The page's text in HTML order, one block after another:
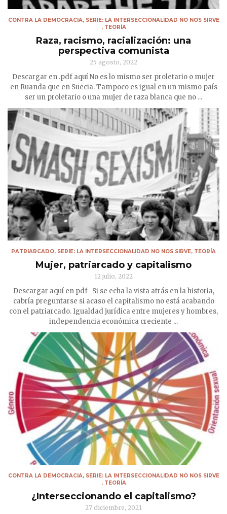
CONTRA LA DEMOCRACIA, SERIE: LA INTERSECCIONALIDAD NO NOS SIRVE
, TEORÍA
Raza, racismo, racialización: una
perspectiva comunista
25 agosto, 2022
Descargar en .pdf aquí No es lo mismo ser proletario o mujer
en Ruanda que en Suecia. Tampoco es igual en un mismo país
ser un proletario o una mujer de raza blanca que no ...
PATRIARCADO, SERIE: LA INTERSECCIONALIDAD NO NOS SIRVE, TEORÍA
Mujer, patriarcado y capitalismo
12 julio, 2022
Descargar aquí en pdf Si se echa la vista atrás en la historia,
cabría preguntarse si acaso el capitalismo no está acabando
con el patriarcado. Igualdad jurídica entre mujeres y hombres,
independencia económica creciente ...
CONTRA LA DEMOCRACIA, SERIE: LA INTERSECCIONALIDAD NO NOS SIRVE
, TEORÍA
¿Interseccionando el capitalismo?
27 diciembre, 2021